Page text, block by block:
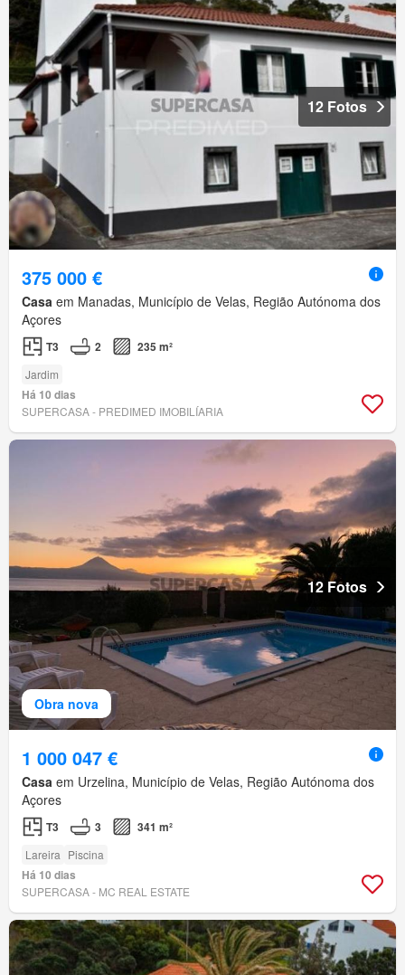
12 Fotos
375 000 €
Casa em Manadas, Município de Velas, Região Autónoma dos
Açores
T3 2 235 m²
Jardim
Há 10 dias
SUPERCASA - PREDIMED IMOBILÍARIA
Obra nova
12 Fotos
1 000 047 €
Casa em Urzelina, Município de Velas, Região Autónoma dos
Açores
T3 3 341 m²
Lareira Piscina
Há 10 dias
SUPERCASA - MC REAL ESTATE